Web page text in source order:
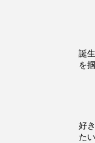
誕
を
好
た